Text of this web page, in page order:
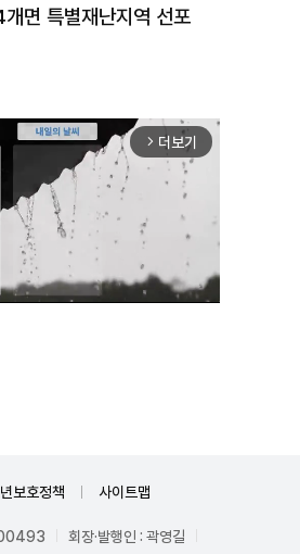
개면 특별재난지역 선포
arrow_forward_ios 더보기
보호정책 사이트맵
00493 회장·발행인 : 곽영길